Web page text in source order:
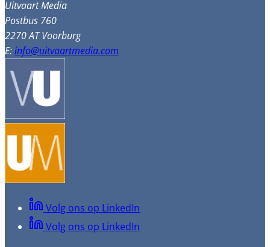
Uitvaart Media
Postbus 760
2270 AT Voorburg
E:info@uitvaartmedia.com
Volg ons op LinkedIn
Volg ons op LinkedIn